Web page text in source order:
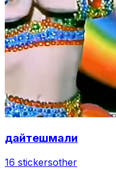
дайтешмали
16 stickersother